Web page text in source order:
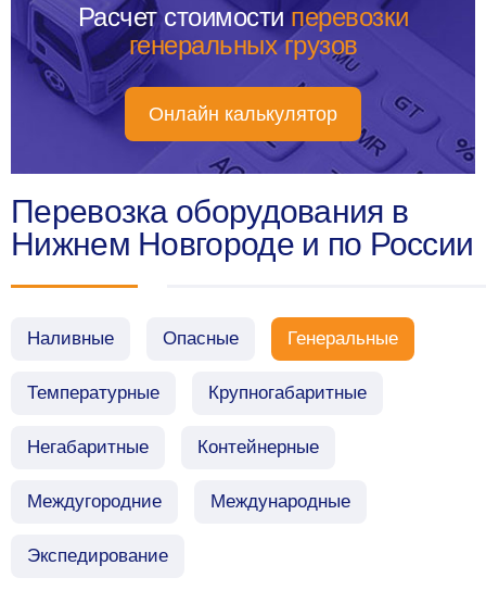
Расчет стоимости перевозки
генеральных грузов
Онлайн калькулятор
Перевозка оборудования в
Нижнем Новгороде и по России
Наливные Опасные Генеральные
Температурные Крупногабаритные
Негабаритные Контейнерные
Междугородние Международные
Экспедирование